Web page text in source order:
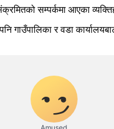
सम्पर्कमा आएका
गाउँपालिका र वडा